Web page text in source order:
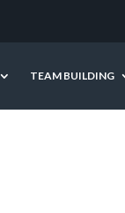
TEAM BUILDING